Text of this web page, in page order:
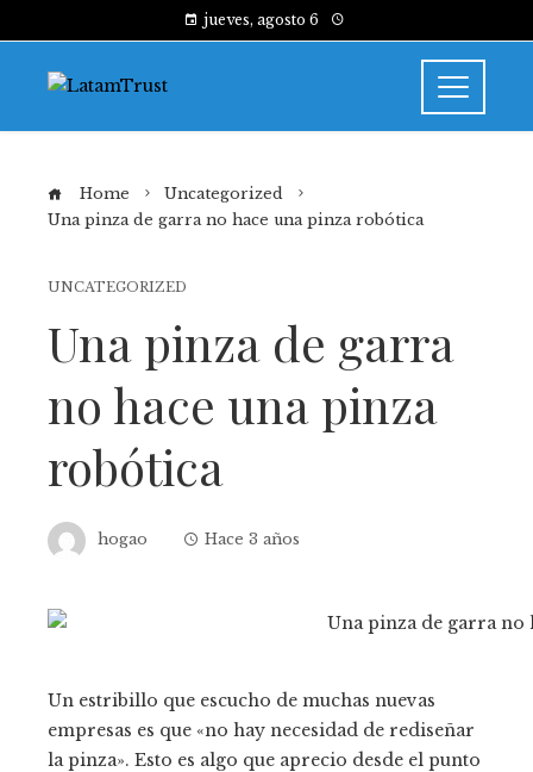
jueves, agosto 6
Home
Uncategorized
Una pinza de garra no hace una pinza robótica
UNCATEGORIZED
Una pinza de garra
no hace una pinza
robótica
hogao Hace 3 años
Un estribillo que escucho de muchas nuevas
empresas es que «no hay necesidad de rediseñar
la pinza». Esto es algo que aprecio desde el punto